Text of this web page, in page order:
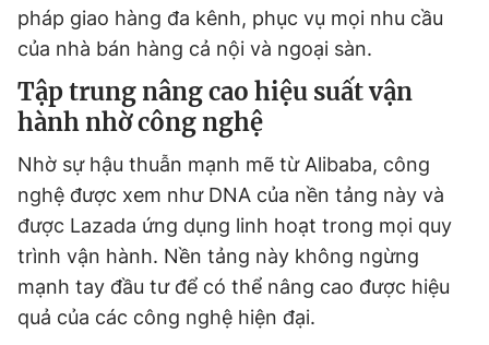
pháp giao hàng đa kênh, phục vụ mọi nhu cầu
của nhà bán hàng cả nội và ngoại sàn.
Tập trung nâng cao hiệu suất vận
hành nhờ công nghệ
Nhờ sự hậu thuẫn mạnh mẽ từ Alibaba, công
nghệ được xem như DNA của nền tảng này và
được Lazada ứng dụng linh hoạt trong mọi quy
trình vận hành. Nền tảng này không ngừng
mạnh tay đầu tư để có thể nâng cao được hiệu
quả của các công nghệ hiện đại.